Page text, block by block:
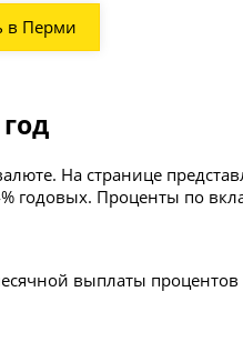
в Перми
На странице
годовых. Проценты по
выплаты процентов